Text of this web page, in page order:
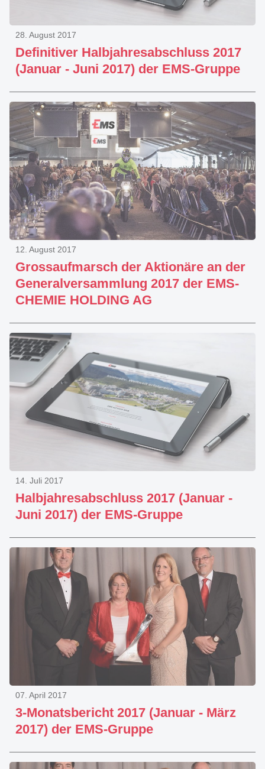
Definitiver Halbjahresabschluss 2017
(Januar - Juni 2017) der EMS-Gruppe
28. August 2017
Grossaufmarsch der Aktionäre an der
Generalversammlung 2017 der EMS-
CHEMIE HOLDING AG
12. August 2017
Halbjahresabschluss 2017 (Januar -
Juni 2017) der EMS-Gruppe
14. Juli 2017
3-Monatsbericht 2017 (Januar - März
2017) der EMS-Gruppe
07. April 2017